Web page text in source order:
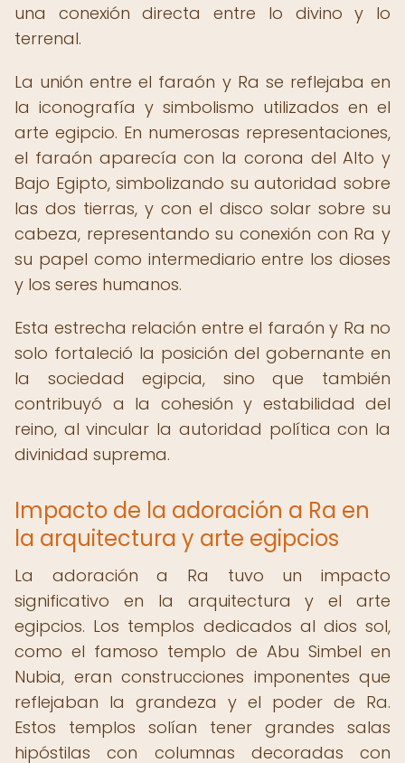
una conexión directa entre lo divino y lo
terrenal.
La unión entre el faraón y Ra se reflejaba en
la iconografía y simbolismo utilizados en el
arte egipcio. En numerosas representaciones,
el faraón aparecía con la corona del Alto y
Bajo Egipto, simbolizando su autoridad sobre
las dos tierras, y con el disco solar sobre su
cabeza, representando su conexión con Ra y
su papel como intermediario entre los dioses
y los seres humanos.
Esta estrecha relación entre el faraón y Ra no
solo fortaleció la posición del gobernante en
la sociedad egipcia, sino que también
contribuyó a la cohesión y estabilidad del
reino, al vincular la autoridad política con la
divinidad suprema.
Impacto de la adoración a Ra en
la arquitectura y arte egipcios
La adoración a Ra tuvo un impacto
significativo en la arquitectura y el arte
egipcios. Los templos dedicados al dios sol,
como el famoso templo de Abu Simbel en
Nubia, eran construcciones imponentes que
reflejaban la grandeza y el poder de Ra.
Estos templos solían tener grandes salas
hipóstilas con columnas decoradas con